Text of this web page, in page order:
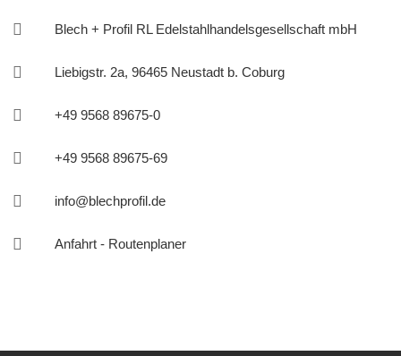
 Blech + Profil RL Edelstahlhandelsgesellschaft mbH
 Liebigstr. 2a, 96465 Neustadt b. Coburg
 +49 9568 89675-0
 +49 9568 89675-69
 info@blechprofil.de
 Anfahrt - Routenplaner